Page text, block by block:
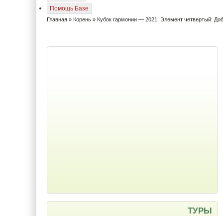
Помощь Базе
Главная » Корень » Кубок гармонии — 2021. Элемент четвертый:
ТУРЫ